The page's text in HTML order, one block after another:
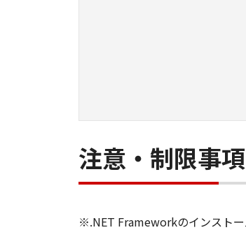
数のコンピューター
ア」をコンピュータ
は実行することのい
ネットワークを通じ
ができます。
(3) 上記(1)および(2)
わず、本契約書によ
とはできません。
注意・制限事項
※.NET Frameworkのインストー